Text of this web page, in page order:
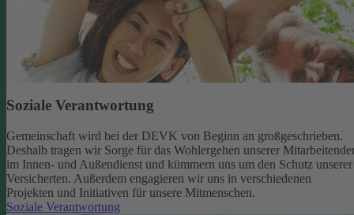
Soziale Verantwortung
Gemeinschaft wird bei der DEVK von Beginn an großgeschrieben.
Deshalb tragen wir Sorge für das Wohlergehen unserer
im Innen- und Außendienst und kümmern uns um den Schutz unserer
Versicherten. Außerdem engagieren wir uns in verschiedenen
Projekten und Initiativen für unsere Mitmenschen.
Soziale Verantwortung